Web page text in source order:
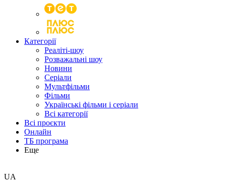
Категорії
Реаліті-шоу
Розважальні шоу
Новини
Серіали
Мультфільми
Фільми
Українські фільми і серіали
Всі категорії
Всі проєкти
Онлайн
ТБ програма
Еще
UA